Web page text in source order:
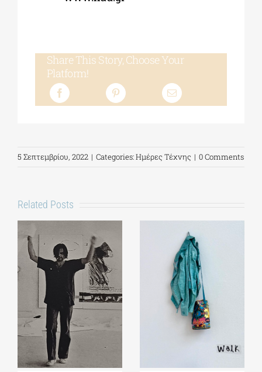
Share This Story, Choose Your
Platform!
5 Σεπτεμβρίου, 2022 | Categories:Ημέρες Τέχνης | 0 Comments
Related Posts